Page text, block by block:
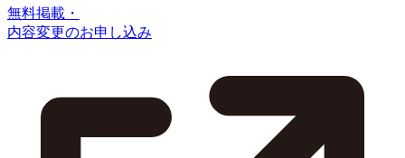
無料掲載・
内容変更のお申し込み